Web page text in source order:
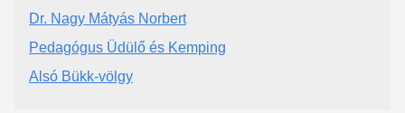
Dr. Nagy Mátyás Norbert
Pedagógus Üdülő és Kemping
Alsó Bükk-völgy